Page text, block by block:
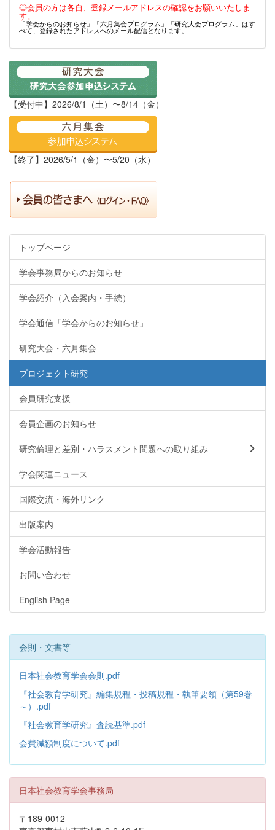
◎会員の方は各自、登録メールアドレスの確認をお願いいたしま
す。
「学会からのお知らせ」「六月集会プログラム」「研究大会プログラム」はす
べて、登録されたアドレスへのメール配信となります。
【受付中】2026/8/1（土）〜8/14（金）
【終了】2026/5/1（金）〜5/20（水）
トップページ
学会事務局からのお知らせ
学会紹介（入会案内・手続）
学会通信「学会からのお知らせ」
研究大会・六月集会
プロジェクト研究
会員研究支援
会員企画のお知らせ
研究倫理と差別・ハラスメント問題への取り組み
学会関連ニュース
国際交流・海外リンク
出版案内
学会活動報告
お問い合わせ
English Page
会則・文書等
日本社会教育学会会則.pdf
『社会教育学研究』編集規程・投稿規程・執筆要領（第59巻
～）.pdf
『社会教育学研究』査読基準.pdf
会費減額制度について.pdf
日本社会教育学会事務局
〒189-0012